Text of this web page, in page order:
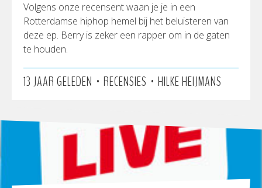
Volgens onze recensent waan je je in een
Rotterdamse hiphop hemel bij het beluisteren van
deze ep. Berry is zeker een rapper om in de gaten
te houden.
13 JAAR GELEDEN • RECENSIES • HILKE HEIJMANS